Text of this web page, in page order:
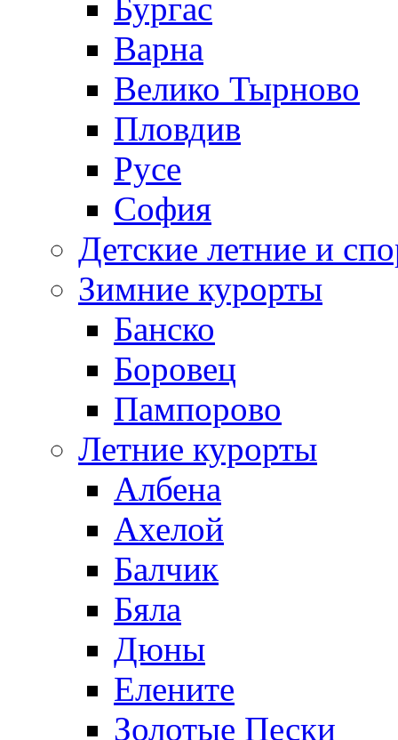
Бургас
Варна
Велико Тырново
Пловдив
Русе
София
Детские летние и
Зимние курорты
Банско
Боровец
Пампорово
Летние курорты
Албена
Ахелой
Балчик
Бяла
Дюны
Елените
Золотые Пески